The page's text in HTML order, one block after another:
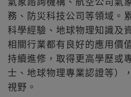
務、防災科技公司等領域。
科學經驗、地球物理知識及
相關行業都有良好的應用價
持續進修，取得更高學歷或
士、地球物理專業認證等）
視野。